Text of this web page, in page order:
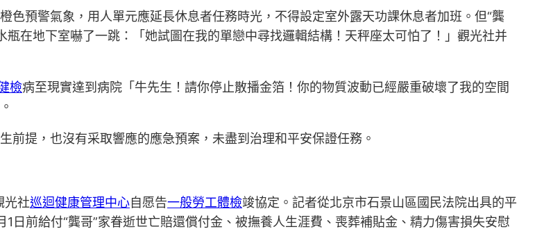
色預警氣象，用人單元應延長休息者任務時光，不得設定室外露天功課休息者加班。但“龔
瓶在地下室嚇了一跳：「她試圖在我的單戀中尋找邏輯結構！天秤座太可怕了！」觀光社并
檢病至現實達到病院「牛先生！請你停止散播金箔！你的物質波動已經嚴重破壞了我的空間
提，也沒有采取響應的應急預案，未盡到治理和平安保證任務。
光社巡迴健康管理中心自愿告一般勞工體檢竣協定。記者從北京市石景山區國民法院出具的平
1日前給付“龔哥”家眷逝世亡賠還償付金、被撫養人生涯費、喪葬補貼金、精力傷害損失安慰